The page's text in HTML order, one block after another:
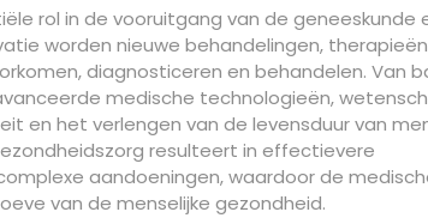
rol in de vooruitgang van de geneeskunde
worden nieuwe behandelingen,
diagnosticeren en behandelen. Van
medische technologieën,
en het verlengen van de levensduur van
resulteert in effectievere
aandoeningen, waardoor de
van de menselijke gezondheid.